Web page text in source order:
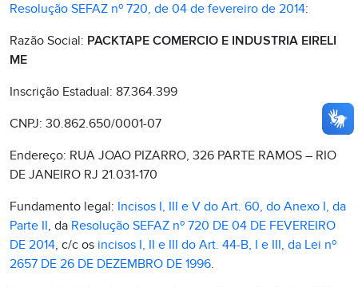
Resolução SEFAZ nº 720, de 04 de fevereiro de 2014:
Razão Social: PACKTAPE COMERCIO E INDUSTRIA EIRELI
ME
Inscrição Estadual: 87.364.399
CNPJ: 30.862.650/0001-07
Endereço: RUA JOAO PIZARRO, 326 PARTE RAMOS – RIO
DE JANEIRO RJ 21.031-170
Fundamento legal: Incisos I, III e V do Art. 60, do Anexo I, da
Parte II, da Resolução SEFAZ nº 720 DE 04 DE FEVEREIRO
DE 2014, c/c os incisos I, II e III do Art. 44-B, I e III, da Lei nº
2657 DE 26 DE DEZEMBRO DE 1996.